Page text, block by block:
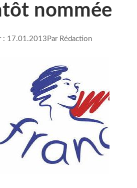
nommée
: 17.01.2013 Par Rédaction